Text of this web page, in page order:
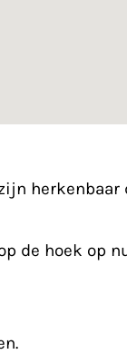
de hoek op